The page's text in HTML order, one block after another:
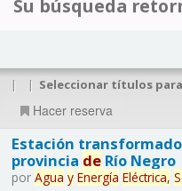
Su búsqueda
| | Seleccionar títulos
Hacer reserva
Estación
provincia deRío Negro
por Agua y Energía Eléctrica,